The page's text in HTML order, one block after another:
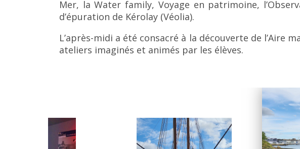
Mer, la Water family, Voyage en patrimoine,
d’épuration de Kérolay (Véolia).
L’après-midi a été consacré à la découverte de l’Aire
ateliers imaginés et animés par les élèves.